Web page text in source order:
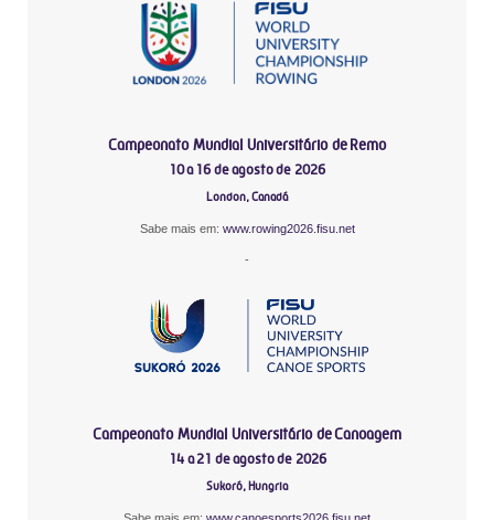
Campeonato Mundial Universitário de Remo
10 a 16 de agosto de 2026
London, Canadá
Sabe mais em: www.rowing2026.fisu.net
-
Campeonato Mundial Universitário de Canoagem
14 a 21 de agosto de 2026
Sukoró, Hungria